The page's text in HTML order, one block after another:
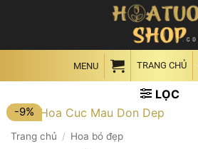
MENU TRANG CHỦ
LỌC
-9%
Trang chủ / Hoa bó đẹp